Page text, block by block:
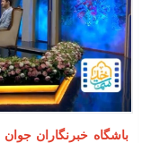
باشگاه خبرنگاران جوان